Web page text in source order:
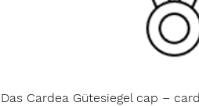
Das Cardea Gütesiegel cap –